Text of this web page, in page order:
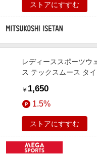
ストアにすすむ
レディーススポーツウ
ス テックスムース タイ
008-1111-42002
￥ 1,650
1.5%
ストアにすすむ